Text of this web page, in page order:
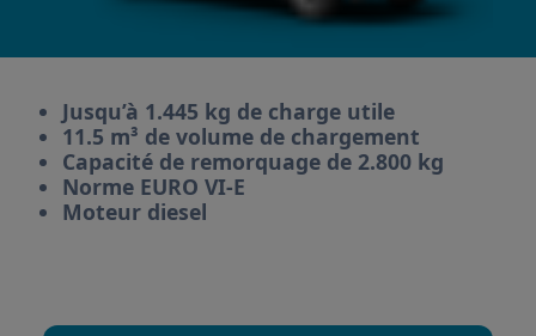
Jusqu’à 1.445 kg de charge utile
11.5 m³ de volume de chargement
Capacité de remorquage de 2.800 kg
Norme EURO VI-E
Moteur diesel